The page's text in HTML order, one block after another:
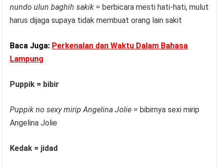
nundo ulun baghih sakik = berbicara mesti hati-hati, mulut
harus dijaga supaya tidak membuat orang lain sakit
Baca Juga: Perkenalan dan Waktu Dalam Bahasa
Lampung
Puppik = bibir
Puppik no sexy mirip Angelina Jolie = bibirnya sexi mirip
Angelina Jolie
Kedak = jidad